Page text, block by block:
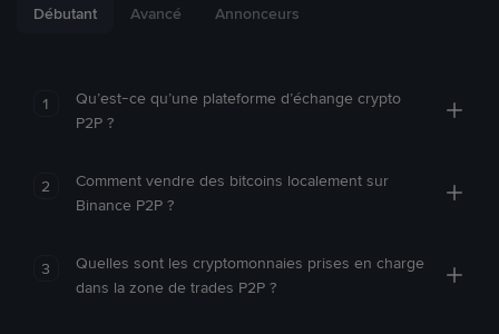
Débutant Avancé Annonceurs
1
Qu’est-ce qu’une plateforme d’échange crypto
P2P ?
2
Comment vendre des bitcoins localement sur
Binance P2P ?
3
Quelles sont les cryptomonnaies prises en charge
dans la zone de trades P2P ?